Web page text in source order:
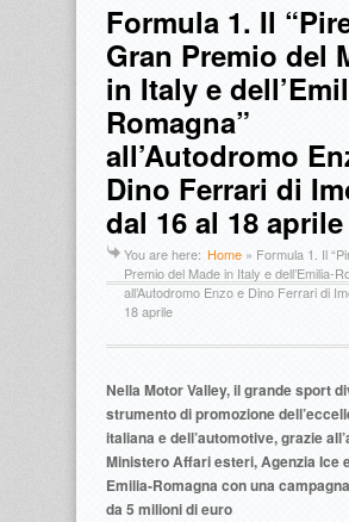
Formula 1. Il
Gran Premio del
in Italy e
Romagna”
all’Autodromo
Dino Ferrari di
dal 16 al 18 aprile
You are here: Home » Formula 1. Il
Premio del Made in Italy e dell’Emilia-
all’Autodromo Enzo e Dino Ferrari di
18 aprile
Nella Motor Valley, il grande sport
strumento di promozione
italiana e dell’automotive, grazie
Ministero Affari esteri, Agenzia Ice
Emilia-Romagna con una
da 5 milioni di euro